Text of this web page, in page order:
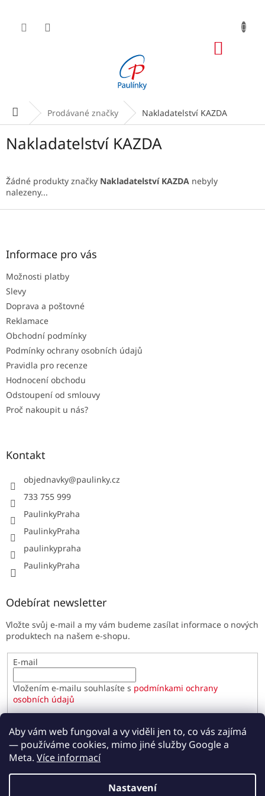
Aby vám web fungoval a vy viděli jen to, co vás zajímá
— používáme cookies, mimo jiné služby Google a
Meta. Více informací
Nastavení
obsah
Domů Prodávané značky Nakladatelství KAZDA
Nakladatelství KAZDA
Žádné produkty značky Nakladatelství KAZDA nebyly
nalezeny...
Z
Informace pro vás
Možnosti platby
Slevy
Doprava a poštovné
Reklamace
Obchodní podmínky
Podmínky ochrany osobních údajů
Pravidla pro recenze
Hodnocení obchodu
Odstoupení od smlouvy
Proč nakoupit u nás?
Kontakt
objednavky@paulinky.cz
733 755 999
PaulinkyPraha
PaulinkyPraha
paulinkypraha
PaulinkyPraha
Odebírat newsletter
Vložte svůj e-mail a my vám budeme zasílat informace o nových
produktech na našem e-shopu.
E-mail
Vložením e-mailu souhlasíte s podmínkami ochrany
osobních údajů
PŘIHLÁSIT SE